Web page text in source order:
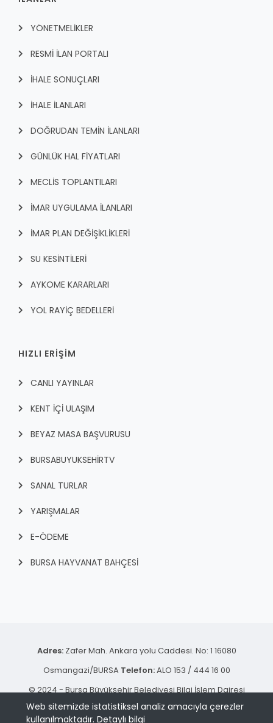
Web sitemizde istatistiksel analiz amacıyla çerezler
kullanılmaktadır. Detaylı bilgi
YÖNETMELİKLER
RESMİ İLAN PORTALI
İHALE SONUÇLARI
İHALE İLANLARI
DOĞRUDAN TEMİN İLANLARI
GÜNLÜK HAL FİYATLARI
MECLİS TOPLANTILARI
İMAR UYGULAMA İLANLARI
İMAR PLAN DEĞİŞİKLİKLERİ
SU KESİNTİLERİ
AYKOME KARARLARI
YOL RAYİÇ BEDELLERİ
HIZLI ERİŞİM
CANLI YAYINLAR
KENT İÇI ULAŞIM
BEYAZ MASA BAŞVURUSU
BURSABUYUKSEHIRTV
SANAL TURLAR
YARIŞMALAR
E-ÖDEME
BURSA HAYVANAT BAHÇESİ
Adres:Zafer Mah. Ankara yolu Caddesi. No: 1 16080
Osmangazi/BURSA Telefon:ALO 153 / 444 16 00
© 2024 - Bursa Büyükşehir Belediyesi Bilgi İşlem Dairesi
Başkanlığı | Tüm hakkı saklıdır.